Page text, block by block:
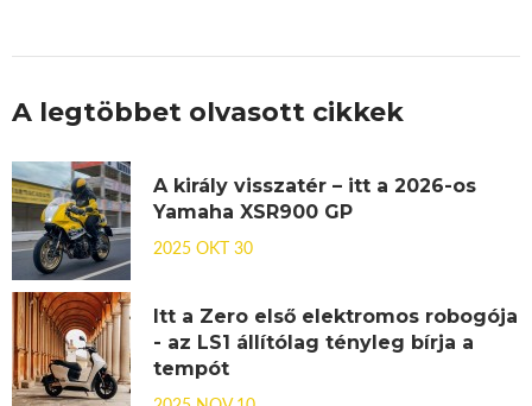
A legtöbbet olvasott cikkek
A király visszatér – itt a 2026-os
Yamaha XSR900 GP
2025 OKT 30
Itt a Zero első elektromos robogója
- az LS1 állítólag tényleg bírja a
tempót